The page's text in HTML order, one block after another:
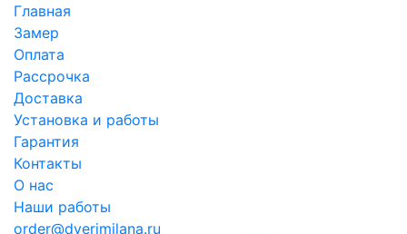
Главная
Замер
Оплата
Рассрочка
Доставка
Установка и работы
Гарантия
Контакты
О нас
Наши работы
order@dverimilana.ru